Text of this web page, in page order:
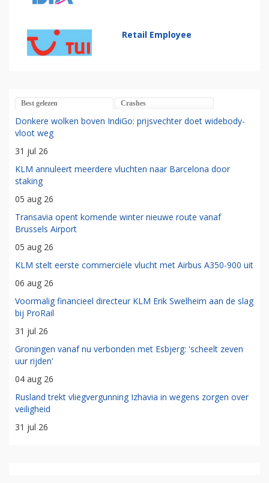
Retail Employee
Best gelezen Crashes
Donkere wolken boven IndiGo: prijsvechter doet widebody-
vloot weg
31 jul 26
KLM annuleert meerdere vluchten naar Barcelona door
staking
05 aug 26
Transavia opent komende winter nieuwe route vanaf
Brussels Airport
05 aug 26
KLM stelt eerste commerciële vlucht met Airbus A350-900 uit
06 aug 26
Voormalig financieel directeur KLM Erik Swelheim aan de slag
bij ProRail
31 jul 26
Groningen vanaf nu verbonden met Esbjerg: 'scheelt zeven
uur rijden'
04 aug 26
Rusland trekt vliegvergunning Izhavia in wegens zorgen over
veiligheid
31 jul 26